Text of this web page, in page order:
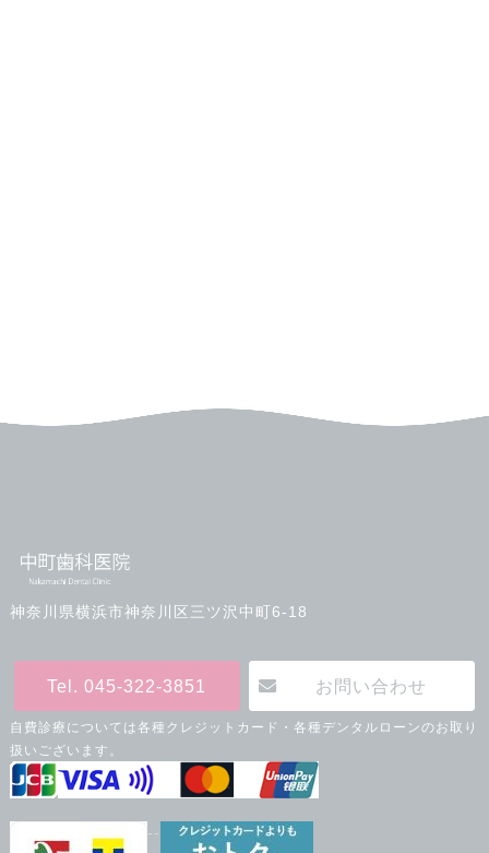
神奈川県横浜市神奈川区三ツ沢中町6-18
Tel. 045-322-3851 お問い合わせ
自費診療については各種クレジットカード・各種デンタルローンのお取り
扱いございます。
--